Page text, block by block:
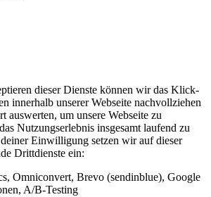
dieser Dienste können wir das Klick-
innerhalb unserer Webseite nachvollziehen
auswerten, um unsere Webseite zu
Nutzungserlebnis insgesamt laufend zu
Einwilligung setzen wir auf dieser
Drittdienste ein:
Omniconvert, Brevo (sendinblue), Google
A/B-Testing